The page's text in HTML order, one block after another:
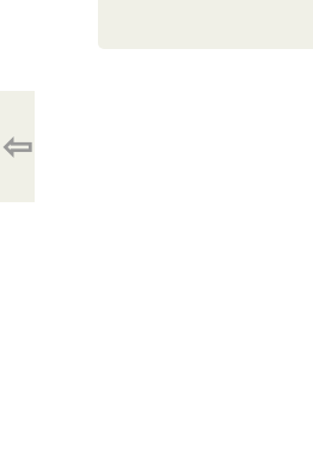
⇦